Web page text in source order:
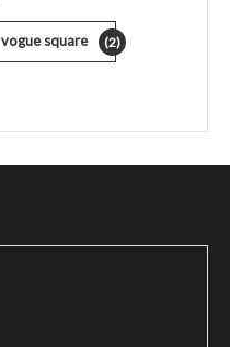
vogue square (2)